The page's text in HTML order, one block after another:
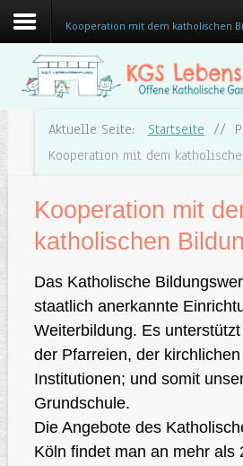
Kooperation mit dem katholischen
Aktuelle Seite: Startseite //
Kooperation mit dem
Kooperation mit
katholischen
Das Katholische
staatlich anerkannte
Weiterbildung. Es
der Pfarreien, der
Institutionen; und somit
Grundschule.
Die Angebote des
Köln findet man an mehr als